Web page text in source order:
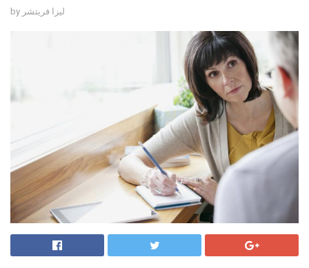
by ليزا فريتشر